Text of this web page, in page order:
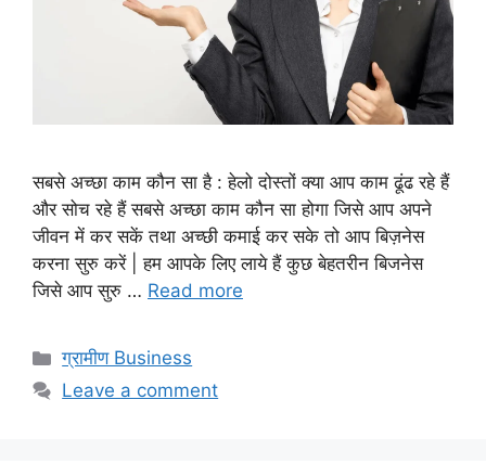
सबसे अच्छा काम कौन सा है : हेलो दोस्तों क्या आप काम ढूंढ रहे हैं
और सोच रहे हैं सबसे अच्छा काम कौन सा होगा जिसे आप अपने
जीवन में कर सकें तथा अच्छी कमाई कर सके तो आप बिज़नेस
करना सुरु करें | हम आपके लिए लाये हैं कुछ बेहतरीन बिजनेस
जिसे आप सुरु … Read more
Categories
ग्रामीण Business
Leave a comment